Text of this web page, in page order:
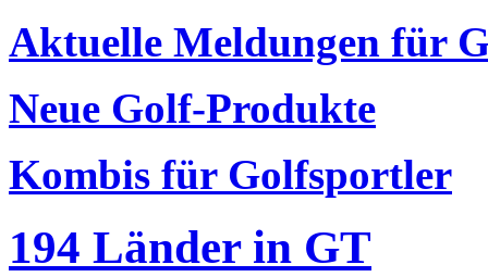
Aktuelle Meldungen für
Neue Golf-Produkte
Kombis für Golfsportler
194 Länder in GT